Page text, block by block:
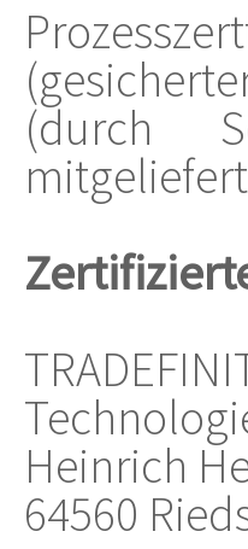
(durch
Heinrich
64560